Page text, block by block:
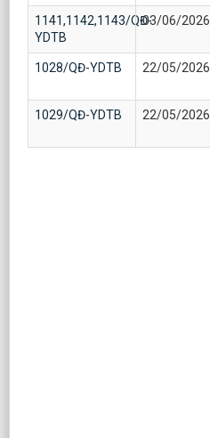
1141,1142,1143/QĐ-
YDTB
03/06/2026
1028/QĐ-YDTB 22/05/2026
1029/QĐ-YDTB 22/05/2026